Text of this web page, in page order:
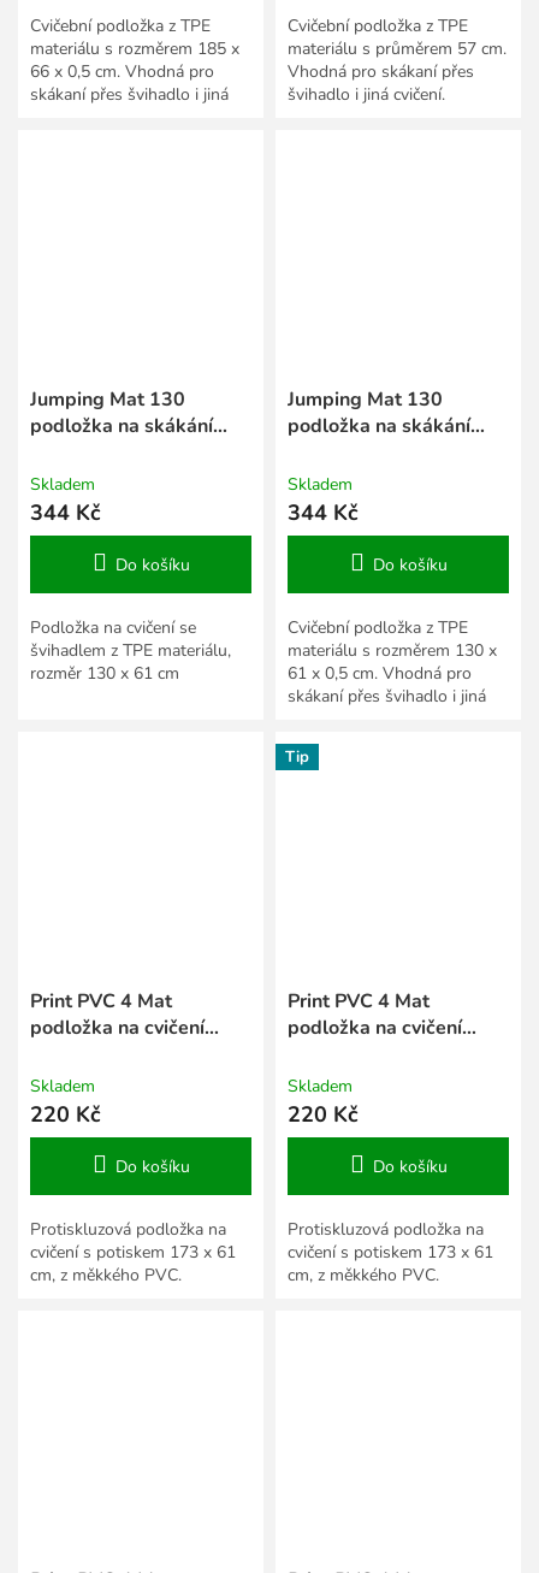
Cvičební podložka z TPE
materiálu s rozměrem 185 x
66 x 0,5 cm. Vhodná pro
skákaní přes švihadlo i jiná
Cvičební podložka z TPE
materiálu s průměrem 57 cm.
Vhodná pro skákaní přes
švihadlo i jiná cvičení.
Jumping Mat 130
podložka na skákání
Skladem
344 Kč
Do košíku
Podložka na cvičení se
švihadlem z TPE materiálu,
rozměr 130 x 61 cm
Jumping Mat 130
podložka na skákání
Skladem
344 Kč
Do košíku
Cvičební podložka z TPE
materiálu s rozměrem 130 x
61 x 0,5 cm. Vhodná pro
skákaní přes švihadlo i jiná
Print PVC 4 Mat
podložka na cvičení
Skladem
220 Kč
Do košíku
Protiskluzová podložka na
cvičení s potiskem 173 x 61
cm, z měkkého PVC.
Tip
Print PVC 4 Mat
podložka na cvičení
Skladem
220 Kč
Do košíku
Protiskluzová podložka na
cvičení s potiskem 173 x 61
cm, z měkkého PVC.